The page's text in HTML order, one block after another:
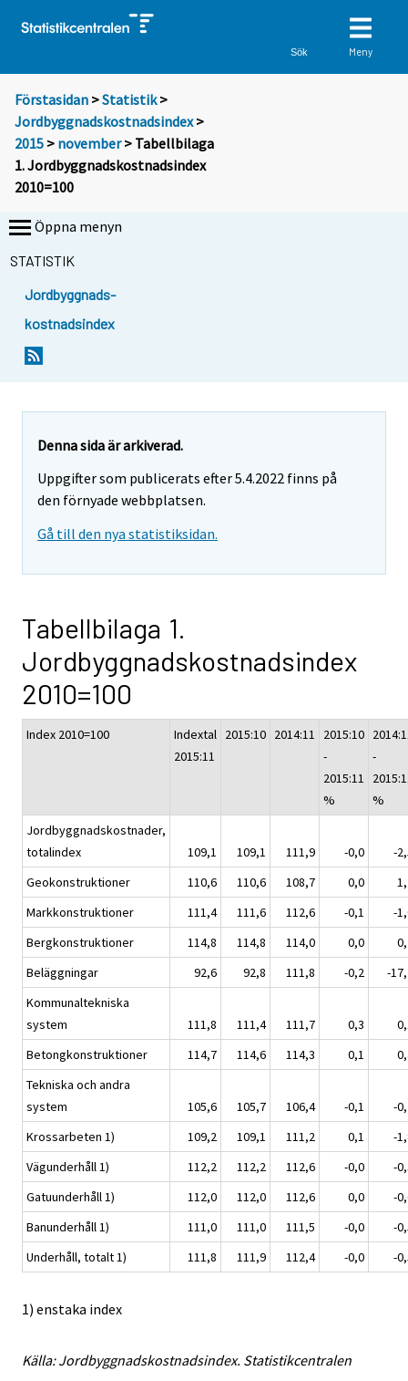
Sök Meny
Förstasidan >Statistik >
Jordbyggnadskostnadsindex>
2015 > november> Tabellbilaga
1. Jordbyggnadskostnadsindex
2010=100
Öppna menyn
STATISTIK
Jordbyggnads-
kostnadsindex
Denna sida är arkiverad.
Uppgifter som publicerats efter 5.4.2022 finns på
den förnyade webbplatsen.
Gå till den nya statistiksidan.
Tabellbilaga 1.
Jordbyggnadskostnadsindex
2010=100
Index 2010=100
Indextal
2015:11
2015:10 2014:11
2015:10
-
2015:11
%
-
%
Jordbyggnadskostnader,
totalindex
109,1 109,1 111,9 -0,0
-
Geokonstruktioner
110,6 110,6 108,7 0,0
Markkonstruktioner
111,4 111,6 112,6 -0,1
-
Bergkonstruktioner
114,8 114,8 114,0 0,0
Beläggningar
92,6 92,8 111,8 -0,2
-
Kommunaltekniska
system
111,8 111,4 111,7 0,3
Betongkonstruktioner
114,7 114,6 114,3 0,1
Tekniska och andra
system
105,6 105,7 106,4 -0,1
-
Krossarbeten 1)
109,2 109,1 111,2 0,1
-
Vägunderhåll 1)
112,2 112,2 112,6 -0,0
-
Gatuunderhåll 1)
112,0 112,0 112,6 0,0
-
Banunderhåll 1)
111,0 111,0 111,5 -0,0
-
Underhåll, totalt 1)
111,8 111,9 112,4 -0,0 -
1) enstaka index
Källa: Jordbyggnadskostnadsindex. Statistikcentralen